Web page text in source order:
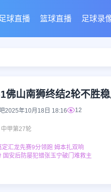
足球直播 篮球直播 足球录
佛山南狮终结2轮不胜
2025年10月18日 18:16 12
中甲第27轮
汇龙先赛9分领跑 姆本扎双响
安后防屡犯错张玉宁破门难救主